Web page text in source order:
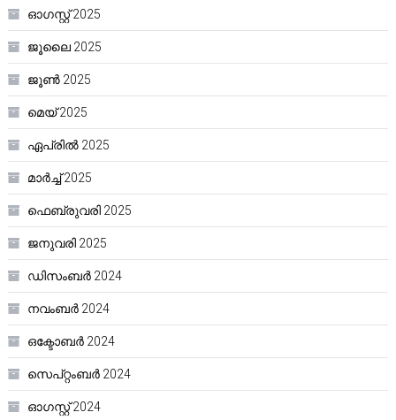
ഓഗസ്റ്റ്‌ 2025
ജൂലൈ 2025
ജൂൺ 2025
മെയ്‌ 2025
ഏപ്രിൽ 2025
മാർച്ച്‌ 2025
ഫെബ്രുവരി 2025
ജനുവരി 2025
ഡിസംബർ 2024
നവംബർ 2024
ഒക്ടോബർ 2024
സെപ്റ്റംബർ 2024
ഓഗസ്റ്റ്‌ 2024